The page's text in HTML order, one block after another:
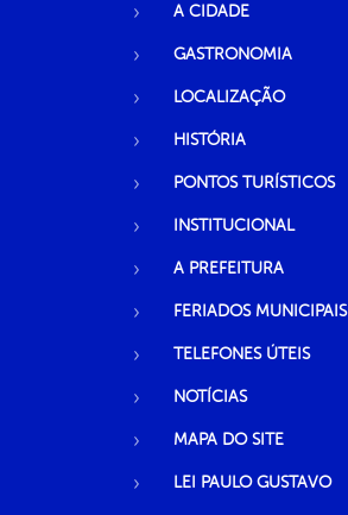
A CIDADE
GASTRONOMIA
LOCALIZAÇÃO
HISTÓRIA
PONTOS TURÍSTICOS
INSTITUCIONAL
A PREFEITURA
FERIADOS MUNICIPAIS
TELEFONES ÚTEIS
NOTÍCIAS
MAPA DO SITE
LEI PAULO GUSTAVO